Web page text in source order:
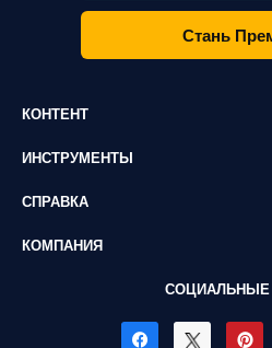
Стань
КОНТЕНТ
ИНСТРУМЕНТЫ
СПРАВКА
КОМПАНИЯ